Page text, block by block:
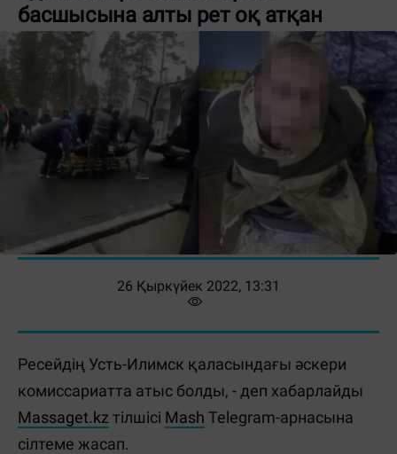
басшысына алты рет оқ атқан
26 Қыркүйек 2022, 13:31
Ресейдің Усть-Илимск қаласындағы әскери
комиссариатта атыс болды, - деп хабарлайды
Massaget.kz тілшісі Mash Telegram-арнасына
сілтеме жасап.